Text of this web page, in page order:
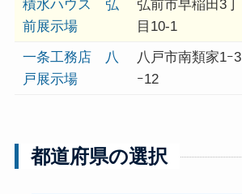
積水ハウス 弘
前展示場
弘前市早稲田3丁
目10-1
一条工務店 八
戸展示場
八戸市南類家1ｰ3
ｰ12
都道府県の選択